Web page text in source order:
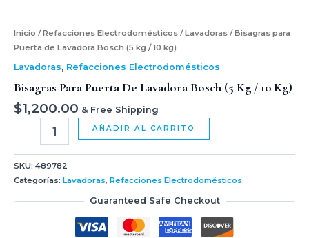
Inicio /Refacciones Electrodomésticos /Lavadoras / Bisagras para
Puerta de Lavadora Bosch (5 kg / 10 kg)
Lavadoras, Refacciones Electrodomésticos
Bisagras Para Puerta De Lavadora Bosch (5 Kg / 10 Kg)
$1,200.00 & Free Shipping
AÑADIR AL CARRITO
SKU: 489782
Categorías: Lavadoras, Refacciones Electrodomésticos
Guaranteed Safe Checkout